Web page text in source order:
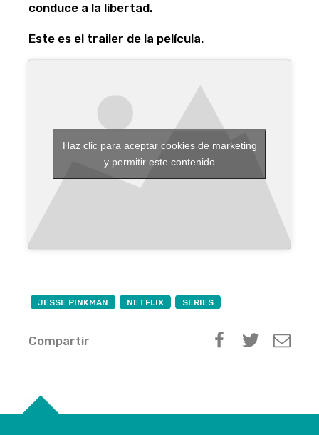
conduce a la libertad.
Este es el trailer de la película.
Haz clic para aceptar cookies de marketing
y permitir este contenido
JESSE PINKMAN NETFLIX SERIES
Compartir